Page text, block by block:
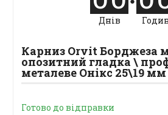
Днів
Карниз Orvit Борджеза
опозитний гладка \
металеве Онікс 25\19 мм
Готово до відправки